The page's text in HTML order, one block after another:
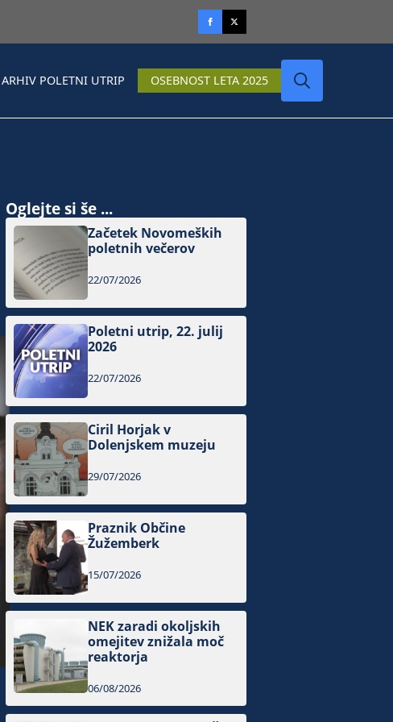
ARHIV POLETNI UTRIP OSEBNOST LETA 2025
Oglejte si še ...
Začetek Novomeških
poletnih večerov
22/07/2026
Poletni utrip, 22. julij
2026
22/07/2026
Ciril Horjak v
Dolenjskem muzeju
29/07/2026
Praznik Občine
Žužemberk
15/07/2026
NEK zaradi okoljskih
omejitev znižala moč
reaktorja
06/08/2026